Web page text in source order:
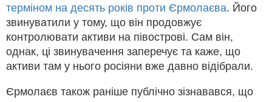
терміном на десять років проти Єрмолаєва. Його
звинуватили у тому, що він продовжує
контролювати активи на півострові. Сам він,
однак, ці звинувачення заперечує та каже, що
активи там у нього росіяни вже давно відібрали.
Єрмолаєв також раніше публічно зізнавався, що